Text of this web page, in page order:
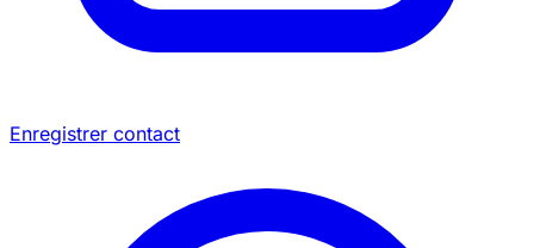
Enregistrer contact